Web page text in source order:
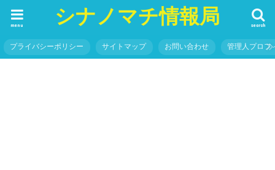
シナノマチ情報局 search
menu
プライバシーポリシー サイトマップ お問い合わせ 管理人プロフ